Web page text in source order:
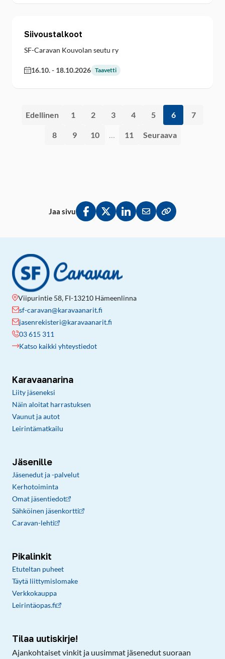
Siivoustalkoot
SF-Caravan Kouvolan seutu ry
16.10.- 18.10.2026 Taavetti
Edellinen 1 2 3 4 5 6 7
8 9 10 … 11 Seuraava
Jaa sivu
Jaa Facebookissa
Jaa Twitterissä
Jaa LinkedInissä
Jaa sähköpostitse
Kopioi linkki
Viipurintie 58, FI-13210 Hämeenlinna
sf-caravan@karavaanarit.fi
jasenrekisteri@karavaanarit.fi
03 615 311
Katso kaikki yhteystiedot
Karavaanarina
Liity jäseneksi
Näin aloitat harrastuksen
Vaunut ja autot
Leirintämatkailu
Jäsenille
Jäsenedut ja -palvelut
Kerhotoiminta
Omat jäsentiedot
Sähköinen jäsenkortti
Caravan-lehti
Pikalinkit
Etuteltan puheet
Täytä liittymislomake
Verkkokauppa
Leirintäopas.fi
Tilaa uutiskirje!
Ajankohtaiset vinkit ja uusimmat jäsenedut suoraan